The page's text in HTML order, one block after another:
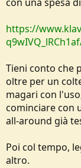
https://
Tieni conto che
oltre per un
magari con
cominciare con
all-around già
Poi col tempo,
altro.